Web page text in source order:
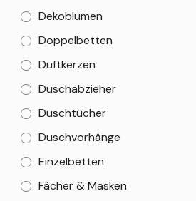
Dekoblumen
Doppelbetten
Duftkerzen
Duschabzieher
Duschtücher
Duschvorhänge
Einzelbetten
Fächer & Masken